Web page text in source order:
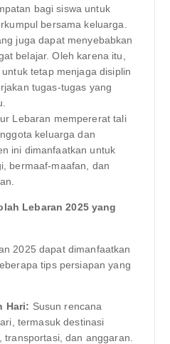
bagi siswa untuk
bersama keluarga.
juga dapat menyebabkan
belajar. Oleh karena itu,
tetap menjaga disiplin
tugas-tugas yang
Lebaran mempererat tali
keluarga dan
ini dimanfaatkan untuk
bermaaf-maafan, dan
Lebaran 2025 yang
2025 dapat dimanfaatkan
tips persiapan yang
Hari: Susun rencana
termasuk destinasi
transportasi, dan anggaran.